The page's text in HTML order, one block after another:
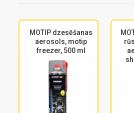
MOTIP dzesēšanas
aerosols, motip
freezer, 500 ml